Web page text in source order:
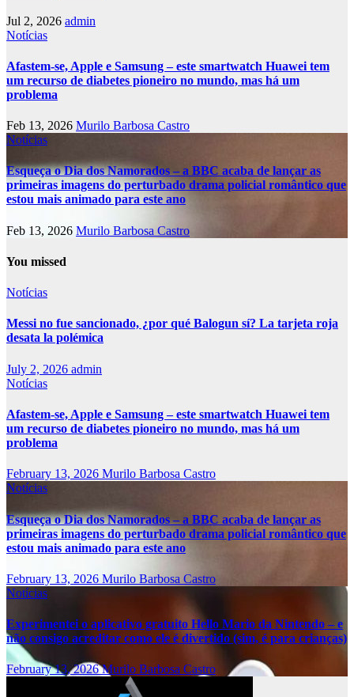
Jul 2, 2026 admin
Notícias
Afastem-se, Apple e Samsung – este smartwatch Huawei tem
um recurso de diabetes pioneiro no mundo, mas há um
problema
Feb 13, 2026 Murilo Barbosa Castro
Notícias
Esqueça o Dia dos Namorados – a BBC acaba de lançar as
primeiras imagens do perturbado drama policial romântico que
estou mais animado para este ano
Feb 13, 2026 Murilo Barbosa Castro
You missed
Notícias
Messi no fue sancionado, ¿por qué Balogun sí? La tarjeta roja
desata la polémica
July 2, 2026 admin
Notícias
Afastem-se, Apple e Samsung – este smartwatch Huawei tem
um recurso de diabetes pioneiro no mundo, mas há um
problema
February 13, 2026 Murilo Barbosa Castro
Notícias
Esqueça o Dia dos Namorados – a BBC acaba de lançar as
primeiras imagens do perturbado drama policial romântico que
estou mais animado para este ano
February 13, 2026 Murilo Barbosa Castro
Notícias
Experimentei o aplicativo gratuito Hello Mario da Nintendo – e
não consigo acreditar como ele é divertido (sim, é para crianças)
February 13, 2026Murilo Barbosa Castro